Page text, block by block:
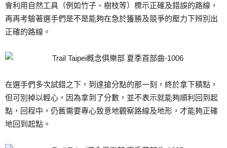
會利用自然工具（例如竹子、樹枝等）標示正確及錯誤的路線，
再再考驗著選手們是不是能夠在急於獲勝及競爭的壓力下辨別出
正確的路線。
在選手們多次試錯之下，到達搶分點的那一刻，終於拿下積點，
但可別掉以輕心，因為拿到了分數，並不表示就能夠順利回到起
點，回程中，仍舊需要專心致意地觀察路線及地形，才能夠正確
地回到起點。